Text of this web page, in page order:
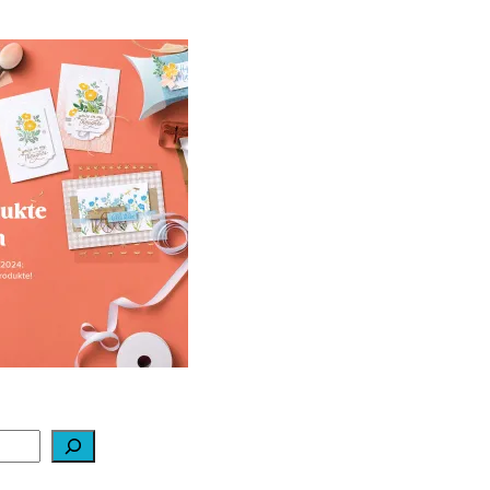
a-bration 2024
Stampin‘ Up!
Februar 2024